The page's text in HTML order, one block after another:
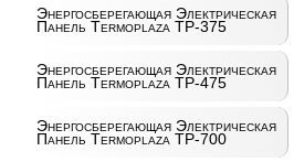
Энергосберегающая Электрическая
Панель Termoplaza TP-375
Энергосберегающая Электрическая
Панель Termoplaza TP-475
Энергосберегающая Электрическая
Панель Termoplaza TP-700